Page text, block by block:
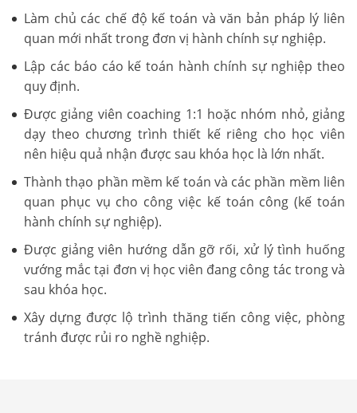
Làm chủ các chế độ kế toán và văn bản pháp lý liên
quan mới nhất trong đơn vị hành chính sự nghiệp.
Lập các báo cáo kế toán hành chính sự nghiệp theo
quy định.
Được giảng viên coaching 1:1 hoặc nhóm nhỏ, giảng
dạy theo chương trình thiết kế riêng cho học viên
nên hiệu quả nhận được sau khóa học là lớn nhất.
Thành thạo phần mềm kế toán và các phần mềm liên
quan phục vụ cho công việc kế toán công (kế toán
hành chính sự nghiệp).
Được giảng viên hướng dẫn gỡ rối, xử lý tình huống
vướng mắc tại đơn vị học viên đang công tác trong và
sau khóa học.
Xây dựng được lộ trình thăng tiến công việc, phòng
tránh được rủi ro nghề nghiệp.